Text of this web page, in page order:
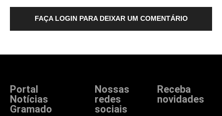
FAÇA LOGIN PARA DEIXAR UM COMENTÁRIO
Portal
Notícias
Gramado
Nossas
redes
sociais
Receba
novidades